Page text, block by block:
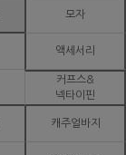
모자
액세서리
커프스&
넥타이핀
캐주얼바지